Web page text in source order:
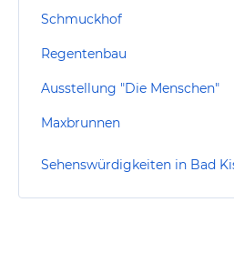
Schmuckhof
Regentenbau
Ausstellung "Die Menschen"
Maxbrunnen
Sehenswürdigkeiten in Bad